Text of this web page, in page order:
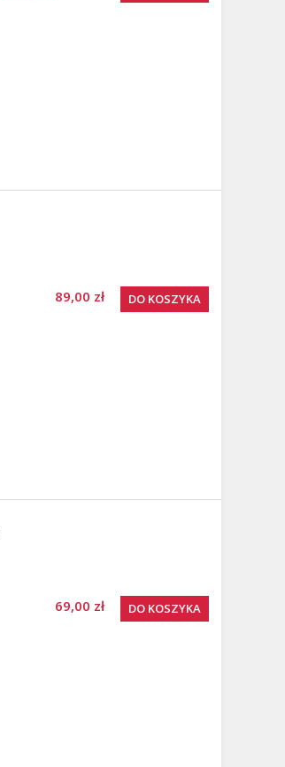
89,00 zł DO KOSZYKA
69,00 zł DO KOSZYKA